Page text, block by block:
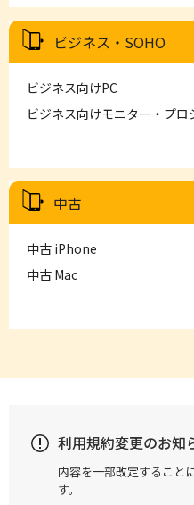
ビジネス・SOHO
ビジネス向けPC
ビジネス向けモニター・プロ
中古
中古 iPhone
中古 Mac
利用規約変更のお知
内容を一部改定すること
す。